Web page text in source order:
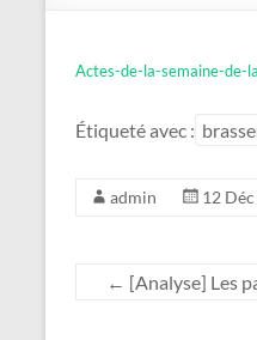
Actes-de-la-semaine-de-
Étiqueté avec :
admin 12
← [Analyse] Les